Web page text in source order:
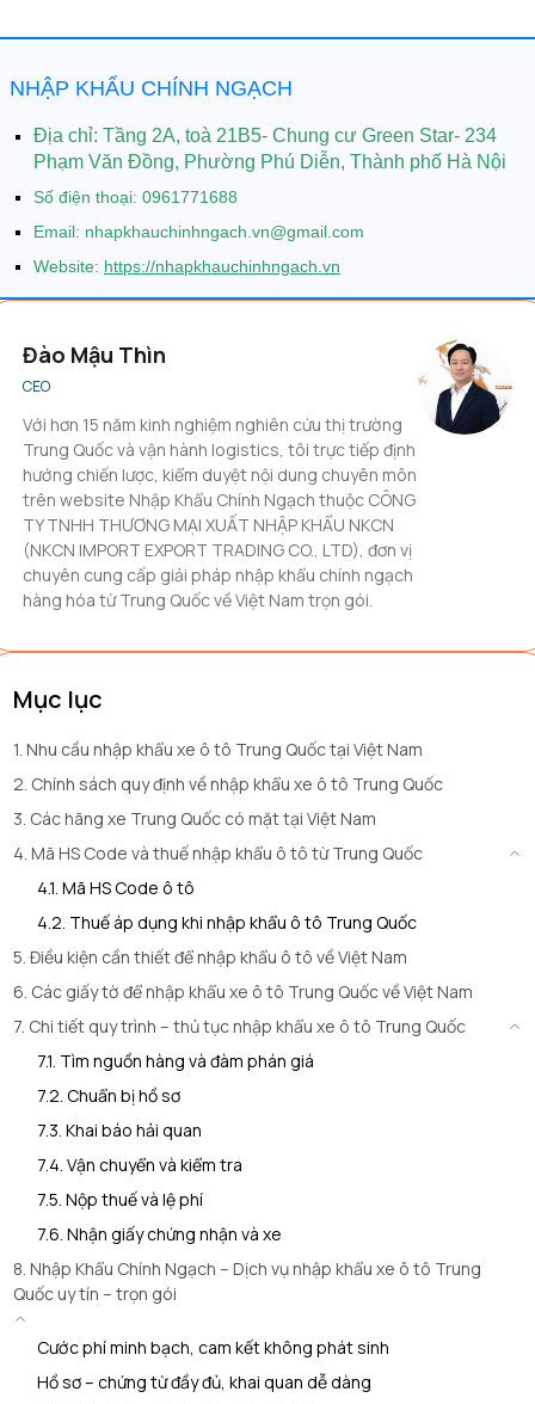
NHẬP KHẨU CHÍNH NGẠCH
Địa chỉ: Tầng 2A, toà 21B5- Chung cư Green Star- 234
Phạm Văn Đồng, Phường Phú Diễn, Thành phố Hà Nội
Số điện thoại: 0961771688
Email: nhapkhauchinhngach.vn@gmail.com
Website: https://nhapkhauchinhngach.vn
Đào Mậu Thìn
CEO
Với hơn 15 năm kinh nghiệm nghiên cứu thị trường
Trung Quốc và vận hành logistics, tôi trực tiếp định
hướng chiến lược, kiểm duyệt nội dung chuyên môn
trên website Nhập Khẩu Chính Ngạch thuộc CÔNG
TY TNHH THƯƠNG MẠI XUẤT NHẬP KHẨU NKCN
(NKCN IMPORT EXPORT TRADING CO., LTD), đơn vị
chuyên cung cấp giải pháp nhập khẩu chính ngạch
hàng hóa từ Trung Quốc về Việt Nam trọn gói.
Mục lục
1. Nhu cầu nhập khẩu xe ô tô Trung Quốc tại Việt Nam
2. Chính sách quy định về nhập khẩu xe ô tô Trung Quốc
3. Các hãng xe Trung Quốc có mặt tại Việt Nam
4. Mã HS Code và thuế nhập khẩu ô tô từ Trung Quốc
4.1. Mã HS Code ô tô
4.2. Thuế áp dụng khi nhập khẩu ô tô Trung Quốc
5. Điều kiện cần thiết để nhập khẩu ô tô về Việt Nam
6. Các giấy tờ để nhập khẩu xe ô tô Trung Quốc về Việt Nam
7. Chi tiết quy trình – thủ tục nhập khẩu xe ô tô Trung Quốc
7.1. Tìm nguồn hàng và đàm phán giá
7.2. Chuẩn bị hồ sơ
7.3. Khai báo hải quan
7.4. Vận chuyển và kiểm tra
7.5. Nộp thuế và lệ phí
7.6. Nhận giấy chứng nhận và xe
8. Nhập Khẩu Chính Ngạch – Dịch vụ nhập khẩu xe ô tô Trung
Quốc uy tín – trọn gói
Cước phí minh bạch, cam kết không phát sinh
Hồ sơ – chứng từ đầy đủ, khai quan dễ dàng